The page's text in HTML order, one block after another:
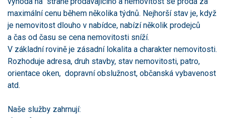
maximální cenu během několika týdnů. Nejhorší stav je, když
je nemovitost dlouho v nabídce, nabízí několik prodejců
a čas od času se cena nemovitosti sníží.
V základní rovině je zásadní lokalita a charakter nemovitosti.
Rozhoduje adresa, druh stavby, stav nemovitosti, patro,
orientace oken, dopravní obslužnost, občanská vybavenost
atd.
Naše služby zahrnují: